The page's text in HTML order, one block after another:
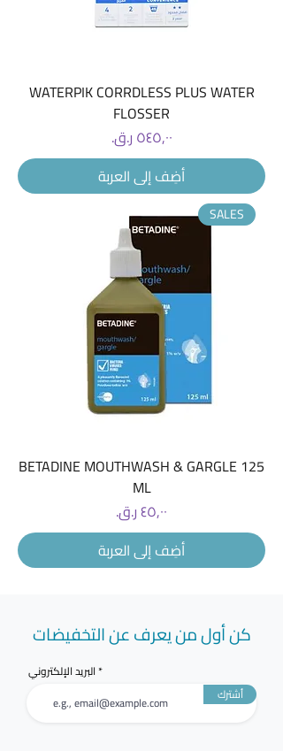
WATERPIK CORRDLESS PLUS WATER
FLOSSER
السعر
أضِف إلى العربة
SALES
BETADINE MOUTHWASH & GARGLE 125
ML
السعر
أضِف إلى العربة
كن أول من يعرف عن التخفيضات
البريد الإلكتروني
أشترك